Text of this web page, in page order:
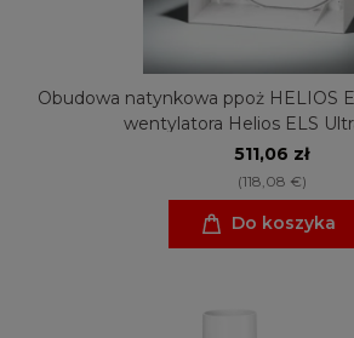
Obudowa natynkowa ppoż HELIOS
wentylatora Helios ELS
511,06 zł
(118,08 €)
Do koszyka